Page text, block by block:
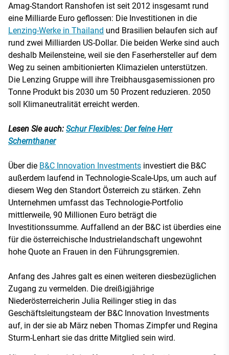
Amag-Standort Ranshofen ist seit 2012 insgesamt rund
eine Milliarde Euro geflossen: Die Investitionen in die
Lenzing-Werke in Thailand und Brasilien belaufen sich auf
rund zwei Milliarden US-Dollar. Die beiden Werke sind auch
deshalb Meilensteine, weil sie den Faserhersteller auf dem
Weg zu seinen ambitionierten Klimazielen unterstützen.
Die Lenzing Gruppe will ihre Treibhausgasemissionen pro
Tonne Produkt bis 2030 um 50 Prozent reduzieren. 2050
soll Klimaneutralität erreicht werden.
Lesen Sie auch: Schur Flexibles: Der feine Herr
Schernthaner
Über die B&C Innovation Investments investiert die B&C
außerdem laufend in Technologie-Scale-Ups, um auch auf
diesem Weg den Standort Österreich zu stärken. Zehn
Unternehmen umfasst das Technologie-Portfolio
mittlerweile, 90 Millionen Euro beträgt die
Investitionssumme. Auffallend an der B&C ist überdies eine
für die österreichische Industrielandschaft ungewohnt
hohe Quote an Frauen in den Führungsgremien.
Anfang des Jahres galt es einen weiteren diesbezüglichen
Zugang zu vermelden. Die dreißigjährige
Niederösterreicherin Julia Reilinger stieg in das
Geschäftsleitungsteam der B&C Innovation Investments
auf, in der sie ab März neben Thomas Zimpfer und Regina
Sturm-Lenhart sie das dritte Mitglied sein wird.